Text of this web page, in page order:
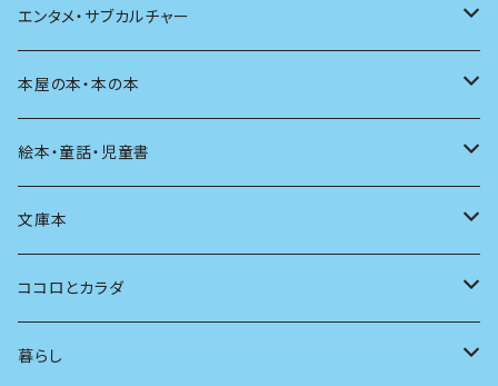
評論
文章術
その他
評論
言葉
言語
批評
アンソロジー
その他
食べる
料理
発酵・麹
住う
その他
デザイン
イラスト
アート
写真
その他
インテリア
エンタメ・サブカルチャー
映画
音楽
マンガ
テレビ
ラジオ
本屋の本・本の本
本屋さんの本
本の本
読書
絵本・童話・児童書
小さいお子さん向け
自分で読めるようになったら
大人も楽しい絵本
文庫本
男性作家
女性作家
ココロとカラダ
フェミニズム
暮らし